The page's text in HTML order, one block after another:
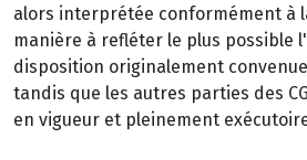
alors interprétée conformément à
manière à refléter le plus possible
disposition originalement
tandis que les autres parties des
en vigueur et pleinement